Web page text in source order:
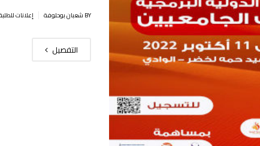
BY شعبان بوحلوفة إعلانات
التفصيل